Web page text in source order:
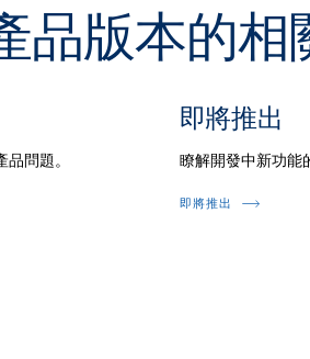
品版本的相
問題。
即將推出
瞭解開發中新功能
即將推出